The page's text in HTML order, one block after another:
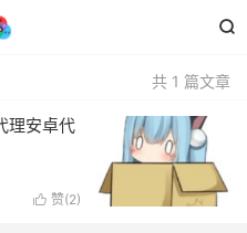

共 1 篇文章
理安卓代
 赞(2)